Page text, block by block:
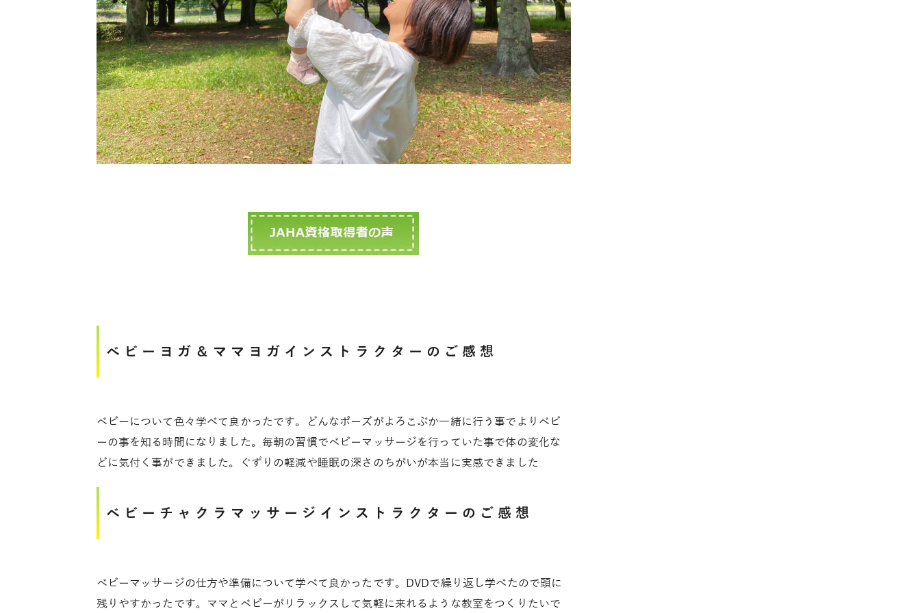
ベビーヨガ＆ママヨガインストラクターのご感想
ベビーについて色々学べて良かったです。どんなポーズがよろこぶか一緒に行う事でよりベビ
ーの事を知る時間になりました。毎朝の習慣でベビーマッサージを行っていた事で体の変化な
どに気付く事ができました。ぐずりの軽減や睡眠の深さのちがいが本当に実感できました
ベビーチャクラマッサージインストラクターのご感想
ベビーマッサージの仕方や準備について学べて良かったです。DVDで繰り返し学べたので頭に
残りやすかったです。ママとベビーがリラックスして気軽に来れるような教室をつくりたいで